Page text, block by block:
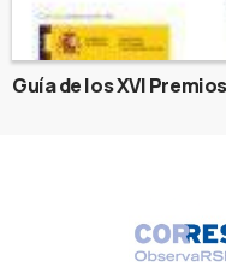
Guía de los XVI